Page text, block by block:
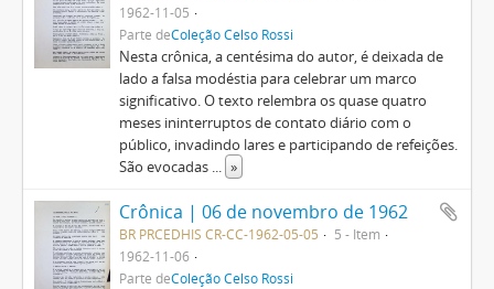
1962-11-05
Parte deColeção Celso Rossi
Nesta crônica, a centésima do autor, é deixada de
lado a falsa modéstia para celebrar um marco
significativo. O texto relembra os quase quatro
meses ininterruptos de contato diário com o
público, invadindo lares e participando de refeições.
São evocadas ... »
Crônica | 06 de novembro de 1962
BR PRCEDHIS CR-CC-1962-05-05
5 - Item
1962-11-06
Parte deColeção Celso Rossi